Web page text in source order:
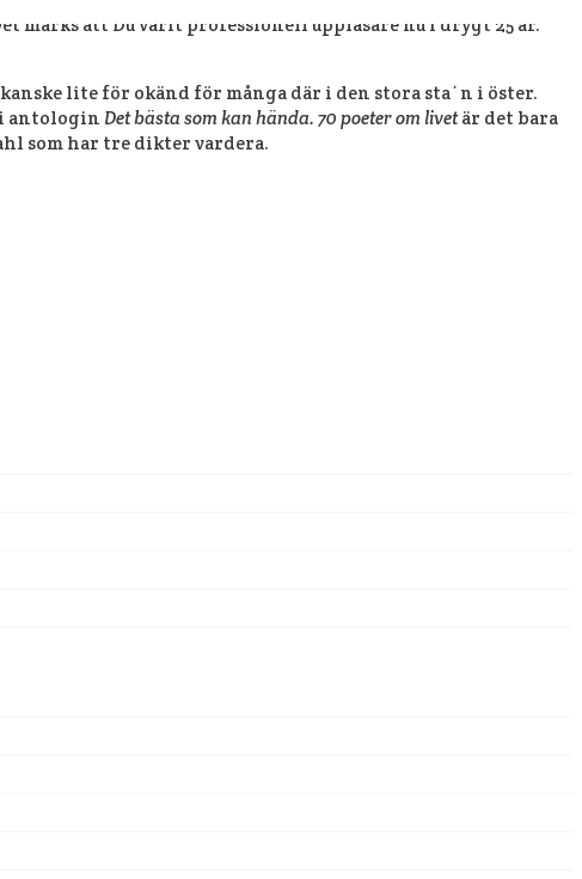
märks att Du varit professionell uppläsare nu i drygt 25 år.
lite för okänd för många där i den stora sta´n i öster.
i antologin Det bästa som kan hända. 70 poeter om livetär det bara
som har tre dikter vardera.